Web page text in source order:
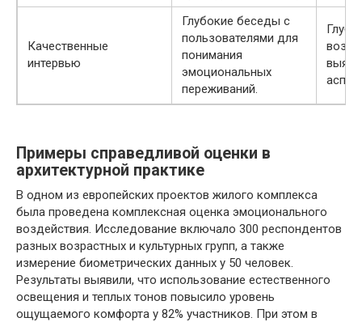
Качественные
интервью
Глубокие беседы с
пользователями для
понимания
эмоциональных
переживаний.
Примеры справедливой оценки в
архитектурной практике
В одном из европейских проектов жилого комплекса
была проведена комплексная оценка эмоционального
воздействия. Исследование включало 300 респондентов
разных возрастных и культурных групп, а также
измерение биометрических данных у 50 человек.
Результаты выявили, что использование естественного
освещения и теплых тонов повысило уровень
ощущаемого комфорта у 82% участников. При этом в